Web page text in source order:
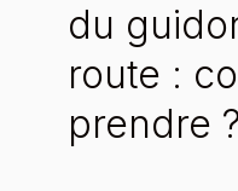
du
route :
prendre ?